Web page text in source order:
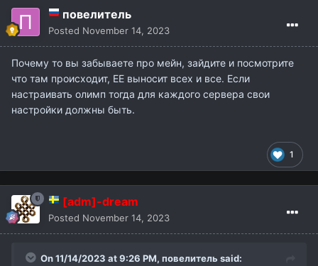
сильными, то так не получится пока не сделать
разделение как на кетре слабые с слабыми, сильные
с сильными. Если же уже желание сделать всех
проффы, а хотя бы 10 и это уже будет великий
прогресс.
Хотят оставлять заливку что бы кто-то из кланов
от того что не видно кто на каком месте? Не понятно,
значит изначально идея помешать заливам была, но
реализация ее мягко говоря странная. Можно
намного лучше:
Ты когда за 1-2 недели соберешь фулл эпик сет,
набери обязательно
повелитель
Posted November 14, 2023
Почему то вы забываете про мейн, зайдите и посмотрите
что там происходит, ЕЕ выносит всех и все. Если
настраивать олимп тогда для каждого сервера свои
настройки должны быть.
1
[adm]-dream
Posted November 14, 2023
On 11/14/2023 at 9:26 PM, повелитель said: